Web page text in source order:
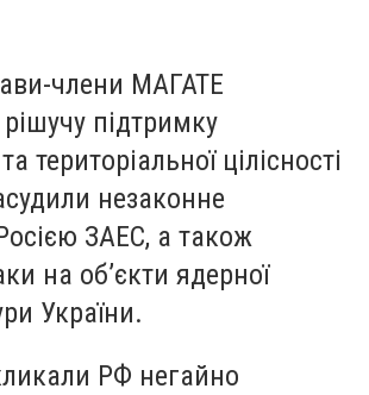
члени МАГАТЕ
підтримку
територіальної цілісності
незаконне
ЗАЕС, а також
на об’єкти ядерної
України.
РФ негайно